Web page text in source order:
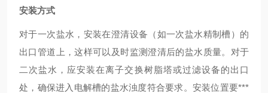
安装方式
对于一次盐水，安装在澄清设备（如一次盐水精制槽）的
出口管道上，这样可以及时监测澄清后的盐水质量。对于
二次盐水，应安装在离子交换树脂塔或过滤设备的出口
处，确保进入电解槽的盐水浊度符合要求。安装位置要***